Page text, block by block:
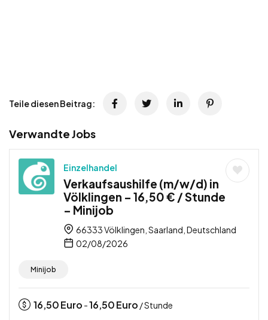
Teile diesen Beitrag:
Verwandte Jobs
Einzelhandel
Verkaufsaushilfe (m/w/d) in
Völklingen – 16,50 € / Stunde
– Minijob
66333 Völklingen, Saarland, Deutschland
02/08/2026
Minijob
16,50Euro -16,50Euro / Stunde